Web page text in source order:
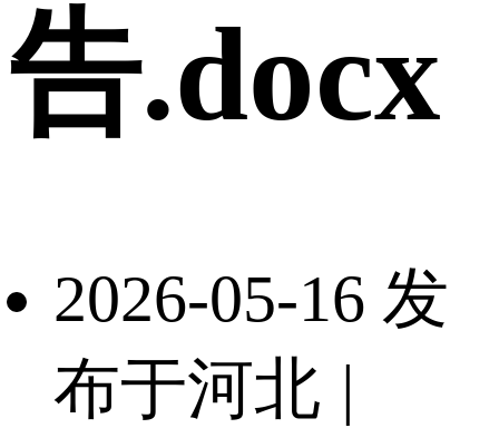
告.docx
2026-05-16 发
布于河北 |